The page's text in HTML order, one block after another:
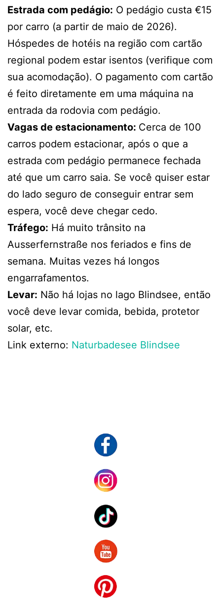
Estrada com pedágio: O pedágio custa €15
por carro (a partir de maio de 2026).
Hóspedes de hotéis na região com cartão
regional podem estar isentos (verifique com
sua acomodação). O pagamento com cartão
é feito diretamente em uma máquina na
entrada da rodovia com pedágio.
Vagas de estacionamento: Cerca de 100
carros podem estacionar, após o que a
estrada com pedágio permanece fechada
até que um carro saia. Se você quiser estar
do lado seguro de conseguir entrar sem
espera, você deve chegar cedo.
Tráfego: Há muito trânsito na
Ausserfernstraße nos feriados e fins de
semana. Muitas vezes há longos
engarrafamentos.
Levar: Não há lojas no lago Blindsee, então
você deve levar comida, bebida, protetor
solar, etc.
Link externo: Naturbadesee Blindsee